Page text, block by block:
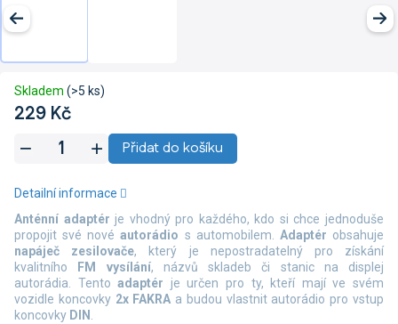
229 Kč
Skladem (>5 ks)
Přidat do košíku
Anténní adaptér je vhodný pro každého, kdo si chce jednoduše
propojit své novéautorádio s automobilem. Adaptér obsahuje
napáječ
zesilovače, který je nepostradatelný pro získání
kvalitního
FM vysílání, názvů skladeb či stanic na displej
autorádia. Tentoadaptér je určen pro ty, kteří mají ve svém
vozidle koncovky 2x FAKRA a budou vlastnit autorádio pro vstup
koncovky DIN .
Detailní informace